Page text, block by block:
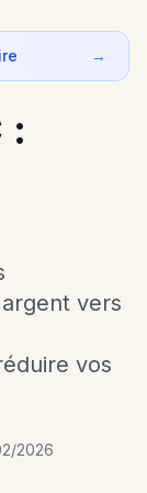
→
:
vers
vos
2026